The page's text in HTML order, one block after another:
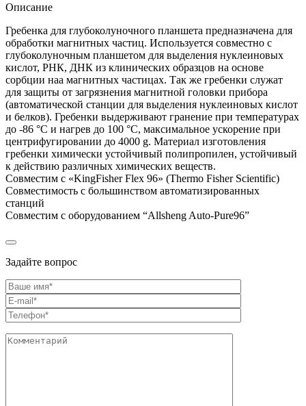
Описание
Гребенка для глубоколуночного планшета предназначена для
обработки магнитных частиц. Используется совместно с
глубоколуночным планшетом для выделения нуклеиновых
кислот, РНК, ДНК из клинических образцов на основе
сорбции наа магнитных частицах. Так же гребенки служат
для защиты от загрязнения магнитной головки прибора
(автоматической станции для выделения нуклеиновых кислот
и белков). Гребенки выдерживают гранение при температурах
до -86 °С и нагрев до 100 °С, максимальное ускорение при
центрифугировании до 4000 g. Материал изготовления
гребенки химически устойчивый полипропилен, устойчивый
к действию различных химических веществ.
Совместим с «KingFisher Flex 96» (Thermo Fisher Scientific)
Совместимость с большинством автоматизированных
станций
Совместим с оборудованием “Allsheng Auto-Pure96”
Задайте вопрос